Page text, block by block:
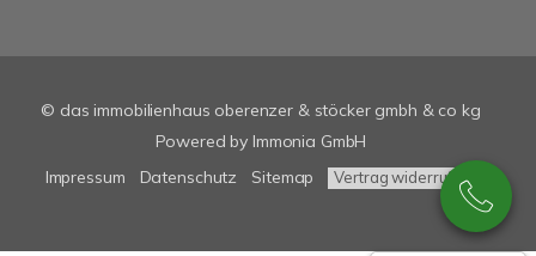
© das immobilienhaus oberenzer & stöcker gmbh & co kg
Powered by Immonia GmbH
Impressum
Datenschutz Sitemap Vertrag widerrufen